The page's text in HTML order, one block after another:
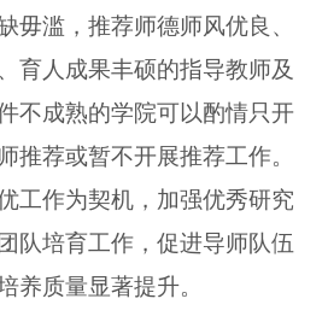
毋滥， 推荐师德师风优良、
育人成果丰硕的指导教师及
不成熟的学院可以酌情只开
推荐或暂不开展推荐工作。
工作为契机，加强优秀研究
队培育工作，促进导师队伍
养质量显著提升。